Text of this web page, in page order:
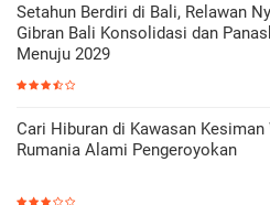
Setahun Berdiri di Bali, Relawan
Gibran Bali Konsolidasi dan
Menuju 2029
Cari Hiburan di Kawasan Kesiman
Rumania Alami Pengeroyokan